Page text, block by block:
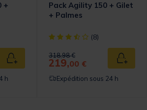
+
5 Customer Rating
Ajouter au panier
h
Pack Agility 150 + Gilet
+ Palmes
[object Object] out of 5
(8)
Price reduced from
318,98 €to
219,00 €
Expédition sous 24 h